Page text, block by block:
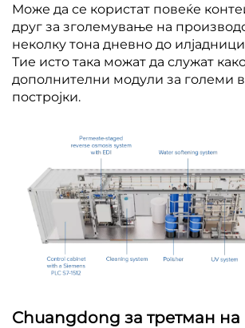
Може да се користат повеќе
друг за зголемување на
неколку тона дневно до
Тие исто така можат да служат
дополнителни модули за големи
постројки.
Chuangdong за третман на